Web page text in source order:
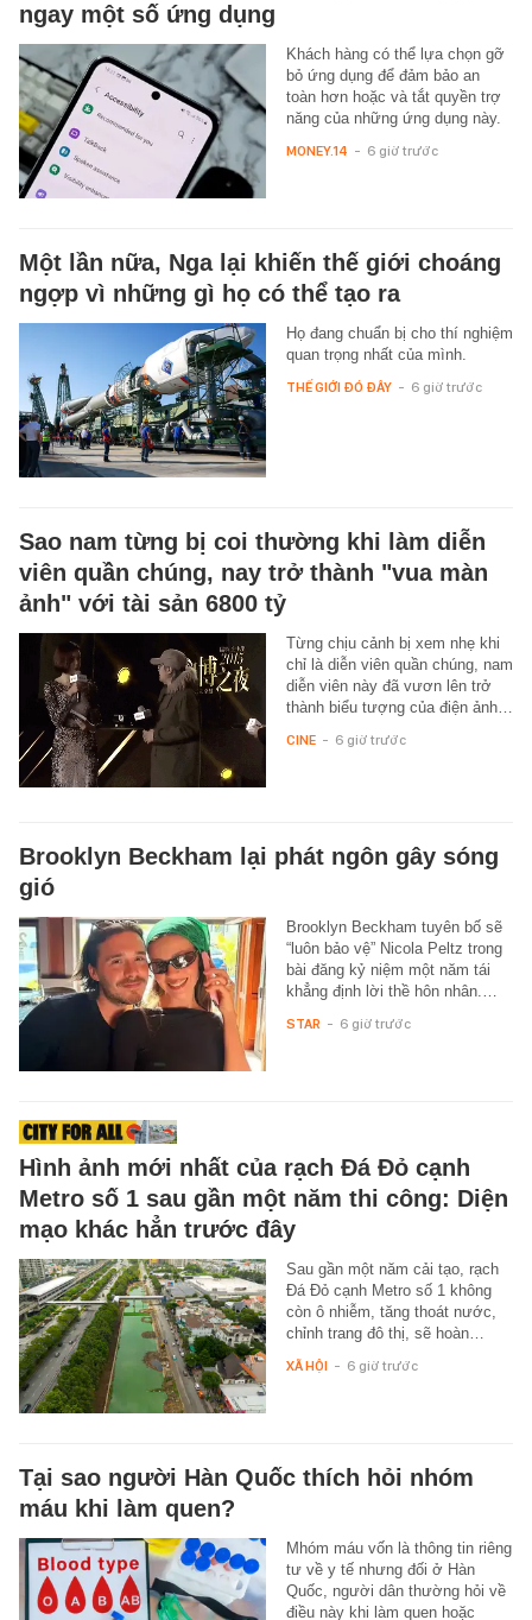
ngay một số ứng dụng
Khách hàng có thể lựa chọn gỡ
bỏ ứng dụng để đảm bảo an
toàn hơn hoặc và tắt quyền trợ
năng của những ứng dụng này.
MONEY.14 - 6 giờ trước
Một lần nữa, Nga lại khiến thế giới choáng
ngợp vì những gì họ có thể tạo ra
Họ đang chuẩn bị cho thí nghiệm
quan trọng nhất của mình.
THẾ GIỚI ĐÓ ĐÂY - 6 giờ trước
Sao nam từng bị coi thường khi làm diễn
viên quần chúng, nay trở thành "vua màn
ảnh" với tài sản 6800 tỷ
Từng chịu cảnh bị xem nhẹ khi
chỉ là diễn viên quần chúng, nam
diễn viên này đã vươn lên trở
thành biểu tượng của điện ảnh…
CINE - 6 giờ trước
Brooklyn Beckham lại phát ngôn gây sóng
gió
Brooklyn Beckham tuyên bố sẽ
“luôn bảo vệ” Nicola Peltz trong
bài đăng kỷ niệm một năm tái
khẳng định lời thề hôn nhân.…
STAR - 6 giờ trước
Hình ảnh mới nhất của rạch Đá Đỏ cạnh
Metro số 1 sau gần một năm thi công: Diện
mạo khác hẳn trước đây
Sau gần một năm cải tạo, rạch
Đá Đỏ cạnh Metro số 1 không
còn ô nhiễm, tăng thoát nước,
chỉnh trang đô thị, sẽ hoàn…
XÃ HỘI - 6 giờ trước
Tại sao người Hàn Quốc thích hỏi nhóm
máu khi làm quen?
Mhóm máu vốn là thông tin riêng
tư về y tế nhưng đối ở Hàn
Quốc, người dân thường hỏi về
điều này khi làm quen hoặc